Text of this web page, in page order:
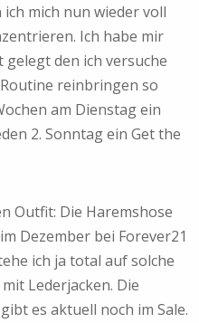
mich nun wieder voll
Ich habe mir
den ich versuche
reinbringen so
am Dienstag ein
2. Sonntag ein Get the
Outfit: Die Haremshose
Dezember bei Forever21
ich ja total auf solche
Lederjacken. Die
es aktuell noch im Sale.